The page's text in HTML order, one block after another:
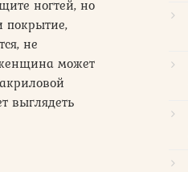
ногтей, но
покрытие,
не
может
выглядеть